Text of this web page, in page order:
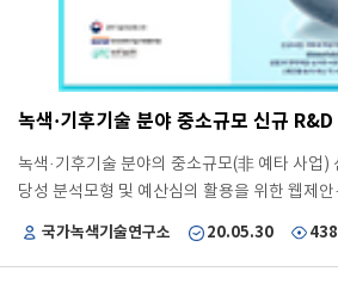
녹색·기후기술 분야의 중소규모(非 예타 사업)
당성 분석모형 및 예산심의 활용을 위한 웹제
에는 전 부처의 에너지 분야 신규 R&D 사업에
국가녹색기술연구소 20.05.30